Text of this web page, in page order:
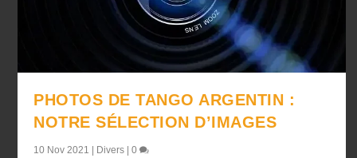
PHOTOS DE TANGO ARGENTIN :
NOTRE SÉLECTION D’IMAGES
10 Nov 2021 | Divers |0